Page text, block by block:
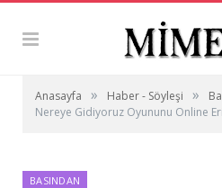
Anasayfa » Haber - Söyleşi »
Nereye Gidiyoruz Oyununu Online
BASINDAN